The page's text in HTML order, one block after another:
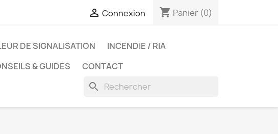
 Connexion shopping_cart Panier (0)
DE SIGNALISATION
INCENDIE / RIA
& GUIDES CONTACT
search